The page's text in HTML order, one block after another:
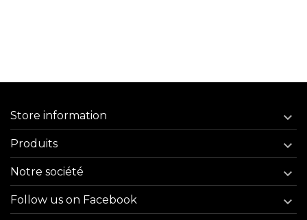
Store information 
Produits 
Notre société 
Follow us on Facebook 